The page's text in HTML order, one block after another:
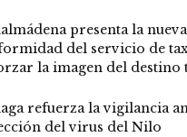
presenta la nueva
del servicio de
la imagen del destino
refuerza la vigilancia
del virus del Nilo